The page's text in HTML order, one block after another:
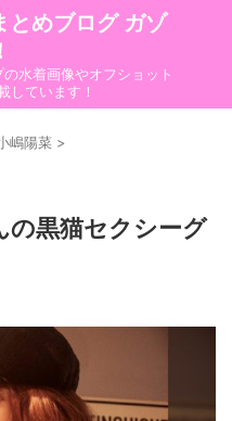
とめブログ ガゾ
水着画像やオフショット
しています！
嶋陽菜 >
の黒猫セクシーグ